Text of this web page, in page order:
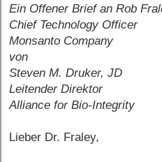
Ein Offener Brief an Rob
Chief Technology Officer
Monsanto Company
von
Steven M. Druker, JD
Leitender Direktor
Alliance for Bio-Integrity
Lieber Dr. Fraley,